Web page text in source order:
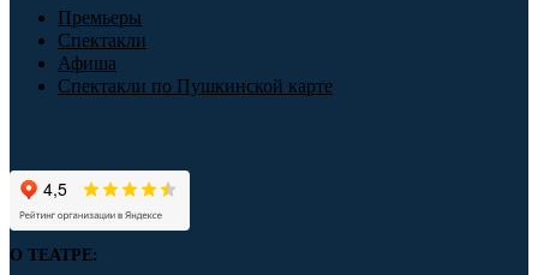
Премьеры
Спектакли
Афиша
Спектакли по Пушкинской карте
О ТЕАТРЕ: